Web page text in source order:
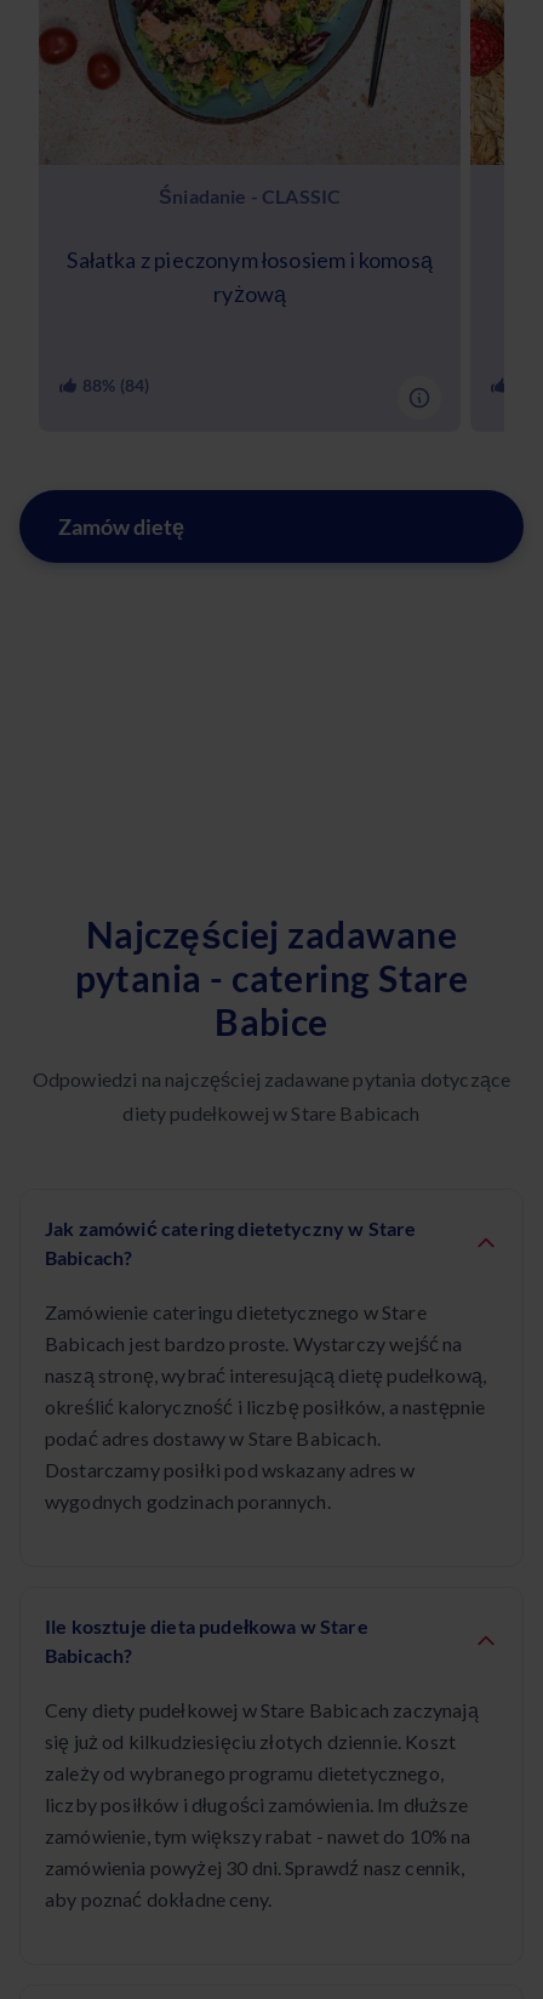
Śniadanie - CLASSIC
Sałatka z pieczonym łososiem i komosą
ryżową
88% (84)
Zamów dietę
Najczęściej zadawane
pytania - catering Stare
Babice
Odpowiedzi na najczęściej zadawane pytania dotyczące
diety pudełkowej w Stare Babicach
Jak zamówić catering dietetyczny w Stare
Babicach?
Zamówienie cateringu dietetycznego w Stare
Babicach jest bardzo proste. Wystarczy wejść na
naszą stronę, wybrać interesującą dietę pudełkową,
określić kaloryczność i liczbę posiłków, a następnie
podać adres dostawy w Stare Babicach.
Dostarczamy posiłki pod wskazany adres w
wygodnych godzinach porannych.
Ile kosztuje dieta pudełkowa w Stare
Babicach?
Ceny diety pudełkowej w Stare Babicach zaczynają
się już od kilkudziesięciu złotych dziennie. Koszt
zależy od wybranego programu dietetycznego,
liczby posiłków i długości zamówienia. Im dłuższe
zamówienie, tym większy rabat - nawet do 10% na
zamówienia powyżej 30 dni. Sprawdź nasz cennik,
aby poznać dokładne ceny.